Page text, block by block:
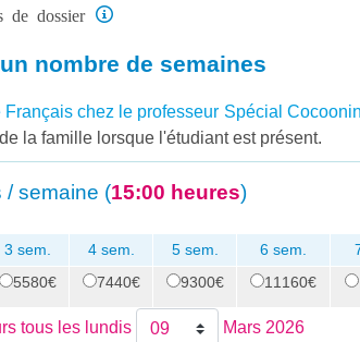
de dossier
nombre de semaines
chez le professeur Spécial
la famille lorsque l'étudiant est présent.
/ semaine (15:00 heures)
3 sem. 4 sem. 5 sem. 6 sem.
5580€ 7440€ 9300€ 11160€
tous les lundis Mars 2026